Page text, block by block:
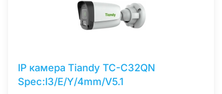
IP камера Tiandy TC-C32QN
Spec:I3/E/Y/4mm/V5.1